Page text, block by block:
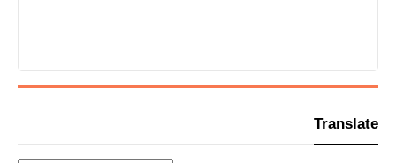
Translate